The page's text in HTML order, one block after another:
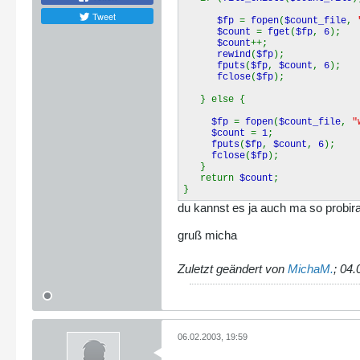
Tweet
$fp = fopen($count_file,
$count = fget ($fp, 6 );
$count++;
rewind($fp );
fputs($fp, $count, 6 );
fclose($fp );
} else {
$fp = fopen($count_file,
$count = 1;
fputs($fp, $count, 6 );
fclose($fp );
}
return $count ;
}
du kannst es ja auch ma so
gruß micha
Zuletzt geändert von MichaM.;
06.02.2003, 19:59